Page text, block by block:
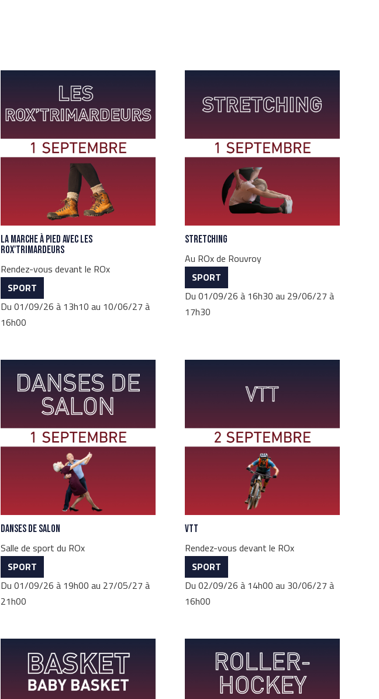
La marche à pied avec les
Rox'Trimardeurs
Rendez-vous devant le ROx
SPORT
Du 01/09/26 à 13h10 au 10/06/27 à
16h00
Stretching
Au ROx de Rouvroy
SPORT
Du 01/09/26 à 16h30 au 29/06/27 à
17h30
Danses de salon
Salle de sport du ROx
SPORT
Du 01/09/26 à 19h00 au 27/05/27 à
21h00
VTT
Rendez-vous devant le ROx
SPORT
Du 02/09/26 à 14h00 au 30/06/27 à
16h00